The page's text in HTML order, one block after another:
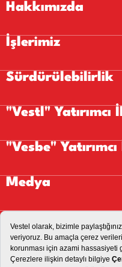
Hakkımızda
İşlerimiz
Sürdürülebilirlik
"Vestl" Yatırımcı
"Vesbe"
Medya
İletişim